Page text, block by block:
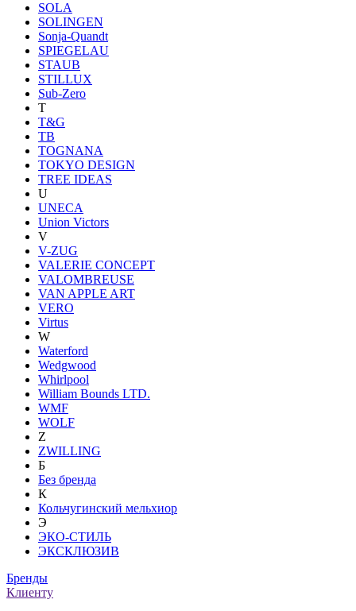
SOLA
SOLINGEN
Sonja-Quandt
SPIEGELAU
STAUB
STILLUX
Sub-Zero
T
T&G
TB
TOGNANA
TOKYO DESIGN
TREE IDEAS
U
UNECA
Union Victors
V
V-ZUG
VALERIE CONCEPT
VALOMBREUSE
VAN APPLE ART
VERO
Virtus
W
Waterford
Wedgwood
Whirlpool
William Bounds LTD.
WMF
WOLF
Z
ZWILLING
Б
Без бренда
К
Кольчугинский мельхиор
Э
ЭКО-СТИЛЬ
ЭКСКЛЮЗИВ
Бренды
Клиенту